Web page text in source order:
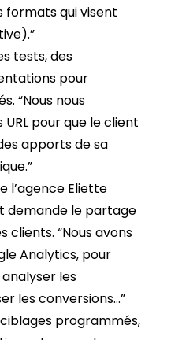
formats qui visent
tests, des
pour
“Nous nous
pour que le client
apports de sa
l’agence Eliette
demande le partage
clients. “Nous avons
Analytics, pour
les
les conversions…”
programmés,